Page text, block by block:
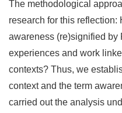
The methodological
research for this reflection:
awareness (re)signified by
experiences and work
contexts? Thus, we
context and the term
carried out the analysis